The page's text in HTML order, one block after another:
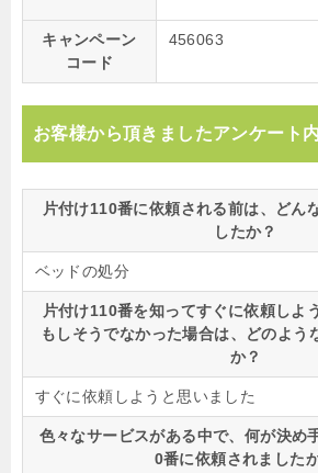
キャンペーン
コード
456063
お客様から頂きましたアンケート
片付け110番に依頼される前は、どん
したか？
ベッドの処分
片付け110番を知ってすぐに依頼しよ
もしそうでなかった場合は、どのよう
か？
すぐに依頼しようと思いました
色々なサービスがある中で、何が決め
0番に依頼されました